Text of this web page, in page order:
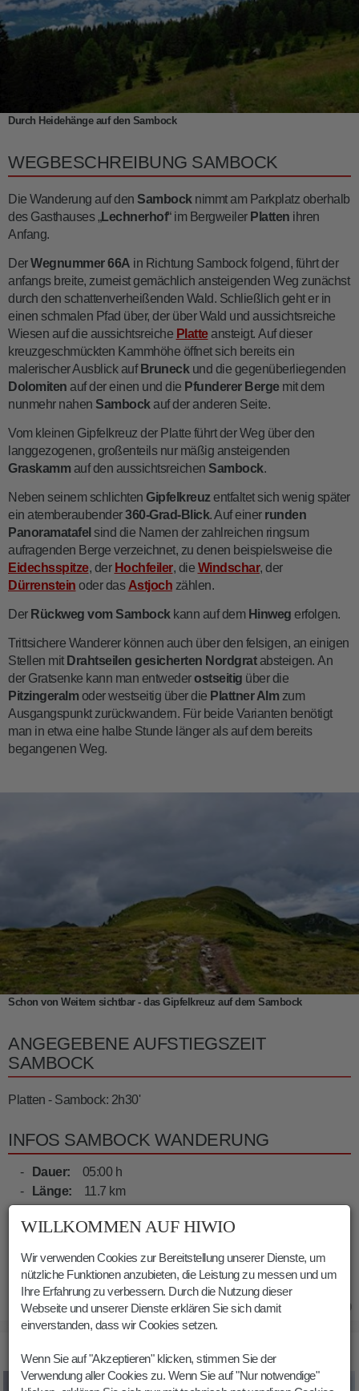
Durch Heidehänge auf den Sambock
WEGBESCHREIBUNG SAMBOCK
Die Wanderung auf den Sambocknimmt am Parkplatz oberhalb
des Gasthauses „Lechnerhof“ im Bergweiler Platten ihren
Anfang.
DerWegnummer 66A in Richtung Sambock folgend, führt der
anfangs breite, zumeist gemächlich ansteigenden Weg zunächst
durch den schattenverheißenden Wald. Schließlich geht er in
einen schmalen Pfad über, der über Wald und aussichtsreiche
Wiesen auf die aussichtsreiche Platte ansteigt. Auf dieser
kreuzgeschmückten Kammhöhe öffnet sich bereits ein
malerischer Ausblick auf Bruneck und die gegenüberliegenden
Dolomiten auf der einen und die Pfunderer Bergemit dem
nunmehr nahen Sambockauf der anderen Seite.
Vom kleinen Gipfelkreuz der Platte führt der Weg über den
langgezogenen, großenteils nur mäßig ansteigenden
Graskamm auf den aussichtsreichen Sambock.
Neben seinem schlichten Gipfelkreuz entfaltet sich wenig später
ein atemberaubender360-Grad-Blick. Auf einer runden
Panoramatafel sind die Namen der zahlreichen ringsum
aufragenden Berge verzeichnet, zu denen beispielsweise die
Eidechsspitze, der Hochfeiler, die Windschar, der
Dürrenstein oder das Astjoch zählen.
Der Rückweg vom Sambock kann auf dem Hinweg erfolgen.
Trittsichere Wanderer können auch über den felsigen, an einigen
Stellen mit Drahtseilen gesicherten Nordgratabsteigen. An
der Gratsenke kann man entwederostseitig über die
Pitzingeralm oder westseitig über die Plattner Alm zum
Ausgangspunkt zurückwandern. Für beide Varianten benötigt
man in etwa eine halbe Stunde länger als auf dem bereits
begangenen Weg.
Schon von Weitem sichtbar - das Gipfelkreuz auf dem Sambock
ANGEGEBENE AUFSTIEGSZEIT
SAMBOCK
Platten - Sambock: 2h30'
INFOS SAMBOCK WANDERUNG
Dauer:
05:00 h
Länge:
11.7 km
Max. Höhe:
2392 m
WILLKOMMEN AUF HIWIO
Wir verwenden Cookies zur Bereitstellung unserer Dienste, um
nützliche Funktionen anzubieten, die Leistung zu messen und um
Ihre Erfahrung zu verbessern. Durch die Nutzung dieser
Webseite und unserer Dienste erklären Sie sich damit
einverstanden, dass wir Cookies setzen.
Wenn Sie auf "Akzeptieren" klicken, stimmen Sie der
Verwendung aller Cookies zu. Wenn Sie auf "Nur notwendige"